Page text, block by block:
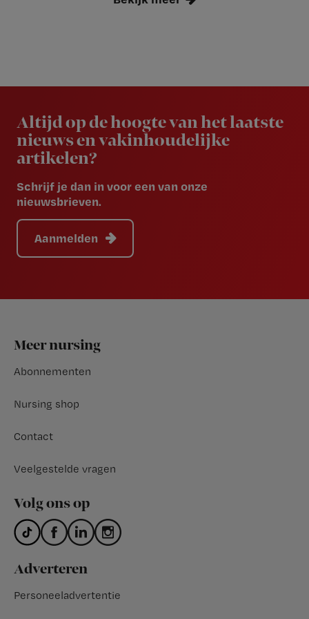
Altijd op de hoogte van het laatste
nieuws en vakinhoudelijke
artikelen?
Schrijf je dan in voor een van onze
nieuwsbrieven.
Aanmelden
Footer
Meer nursing
Abonnementen
Nursing shop
Contact
Veelgestelde vragen
Volg ons op
Adverteren
Personeeladvertentie